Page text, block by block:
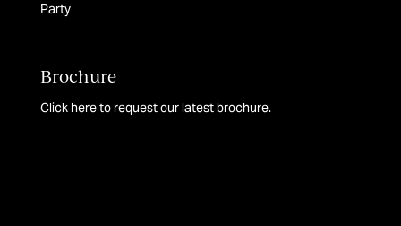
Party
Brochure
Click here to request our latest brochure.